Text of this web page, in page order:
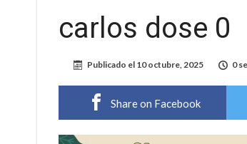
Villada: evalúan obras
Confirmaron la fecha de la
carlos dose 0
Publicado el 10 octubre, 2025 0
Share on Facebook